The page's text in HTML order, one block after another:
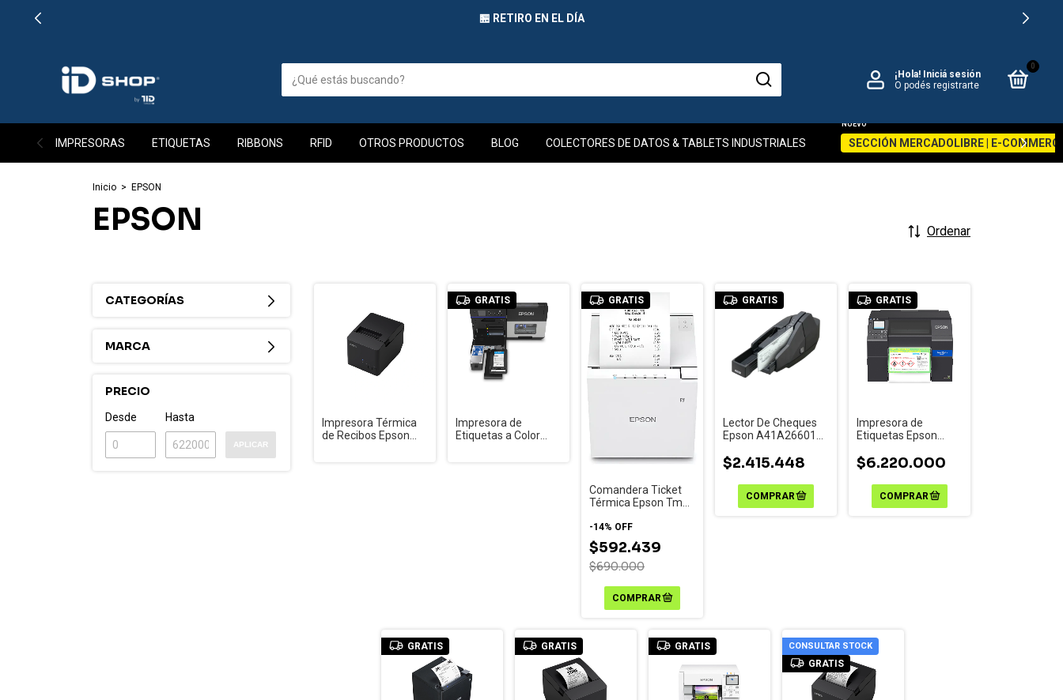
🏪 RETIRO EN EL DÍA
¡Hola! Iniciá sesión
O podés registrarte
0
IMPRESORAS ETIQUETAS RIBBONS RFID OTROS PRODUCTOS BLOG COLECTORES DE DATOS & TABLETS INDUSTRIALES SECCIÓN MERCADOLIBRE | E-
Inicio > EPSON
EPSON Ordenar
CATEGORÍAS
MARCA
PRECIO
Desde Hasta
APLICAR
Impresora Térmica
de Recibos Epson
GRATIS
Impresora de
Etiquetas a Color
GRATIS
Comandera Ticket
Térmica Epson Tm
Wifi Blanco
-14% OFF
$592.439
$690.000
GRATIS
Lector De Cheques
Epson A41A266011
Escritorio
$2.415.448
GRATIS
Impresora de
Etiquetas Epson
C6500AU
$6.220.000
GRATIS GRATIS GRATIS CONSULTAR STOCK
GRATIS